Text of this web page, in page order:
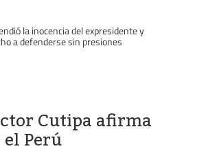
la inocencia del expresidente y
a defenderse sin presiones
Cutipa afirma
el Perú